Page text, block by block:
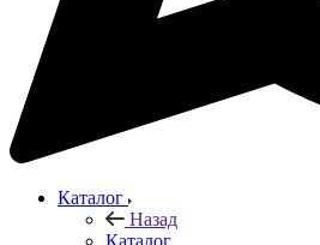
Каталог
Назад
Каталог